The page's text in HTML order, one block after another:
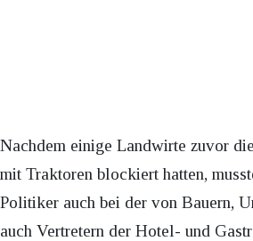
Nachdem einige Landwirte zuvor
mit Traktoren blockiert hatten,
Politiker auch bei der von Bauern,
auch Vertretern der Hotel- und